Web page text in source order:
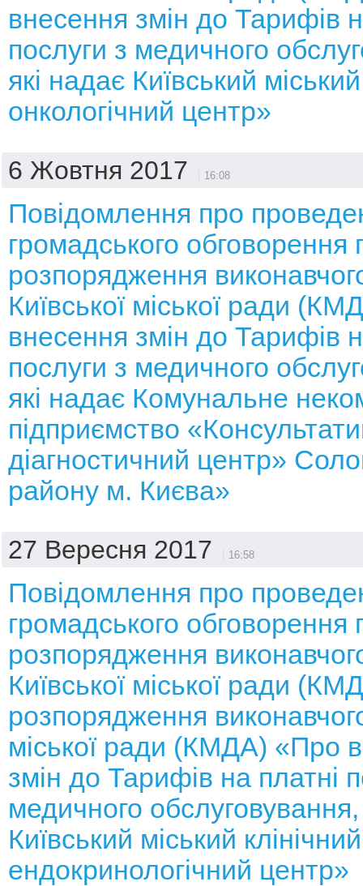
внесення змін до Тарифів
послуги з медичного
які надає Київський
онкологічний центр»
6 Жовтня 2017 16:08
Повідомлення про
громадського обговорення
розпорядження
Київської міської ради
внесення змін до Тарифів
послуги з медичного
які надає Комунальне
підприємство
діагностичний центр»
району м. Києва»
27 Вересня 2017 16:58
Повідомлення про
громадського обговорення
розпорядження
Київської міської ради
розпорядження
міської ради (КМДА) «Про
змін до Тарифів на платні
медичного обслуговування,
Київський міський клінічний
ендокринологічний центр»